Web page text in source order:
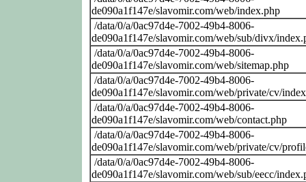
de090a1f147e/slavomir.com/web/index.php
/data/0/a/0ac97d4e-7002-49b4-8006-
de090a1f147e/slavomir.com/web/sub/divx/
/data/0/a/0ac97d4e-7002-49b4-8006-
de090a1f147e/slavomir.com/web/sitemap.php
/data/0/a/0ac97d4e-7002-49b4-8006-
de090a1f147e/slavomir.com/web/private/cv/
/data/0/a/0ac97d4e-7002-49b4-8006-
de090a1f147e/slavomir.com/web/contact.php
/data/0/a/0ac97d4e-7002-49b4-8006-
de090a1f147e/slavomir.com/web/private/cv/
/data/0/a/0ac97d4e-7002-49b4-8006-
de090a1f147e/slavomir.com/web/sub/eecc/